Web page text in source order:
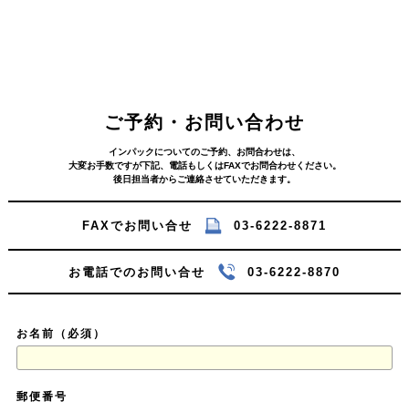
ご予約・お問い合わせ
インパックについてのご予約、お問合わせは、
大変お手数ですが下記、電話もしくはFAXでお問合わせください。
後日担当者からご連絡させていただきます。
FAXでお問い合せ 03-6222-8871
お電話でのお問い合せ 03-6222-8870
お名前（必須）
郵便番号